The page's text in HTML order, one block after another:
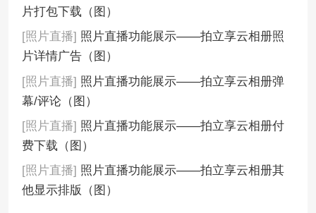
片打包下载（图）
[照片直播] 照片直播功能展示——拍立享云相册照
片详情广告（图）
[照片直播] 照片直播功能展示——拍立享云相册弹
幕/评论（图）
[照片直播] 照片直播功能展示——拍立享云相册付
费下载（图）
[照片直播] 照片直播功能展示——拍立享云相册其
他显示排版（图）